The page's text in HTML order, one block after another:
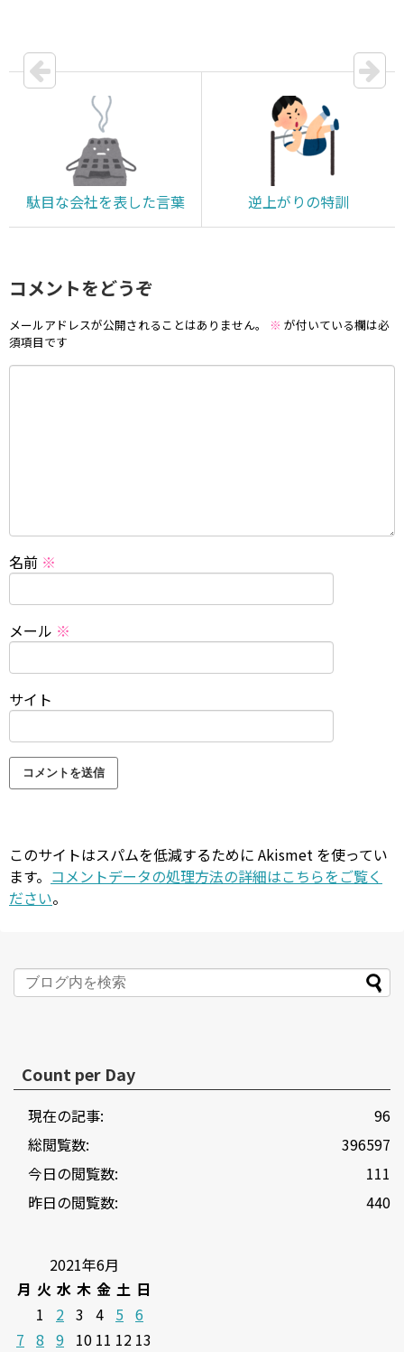
駄目な会社を表した言葉 逆上がりの特訓
コメントをどうぞ
メールアドレスが公開されることはありません。 ※ が付いている欄は必
須項目です
名前 ※
メール ※
サイト
このサイトはスパムを低減するために Akismet を使ってい
ます。 コメントデータの処理方法の詳細はこちらをご覧く
ださい。
Count per Day
96
現在の記事:
396597
総閲覧数:
111
今日の閲覧数:
440
昨日の閲覧数:
2021年6月
月 火 水 木 金 土 日
1
2 3 4 5 6
7 8 9 10 11 12 13